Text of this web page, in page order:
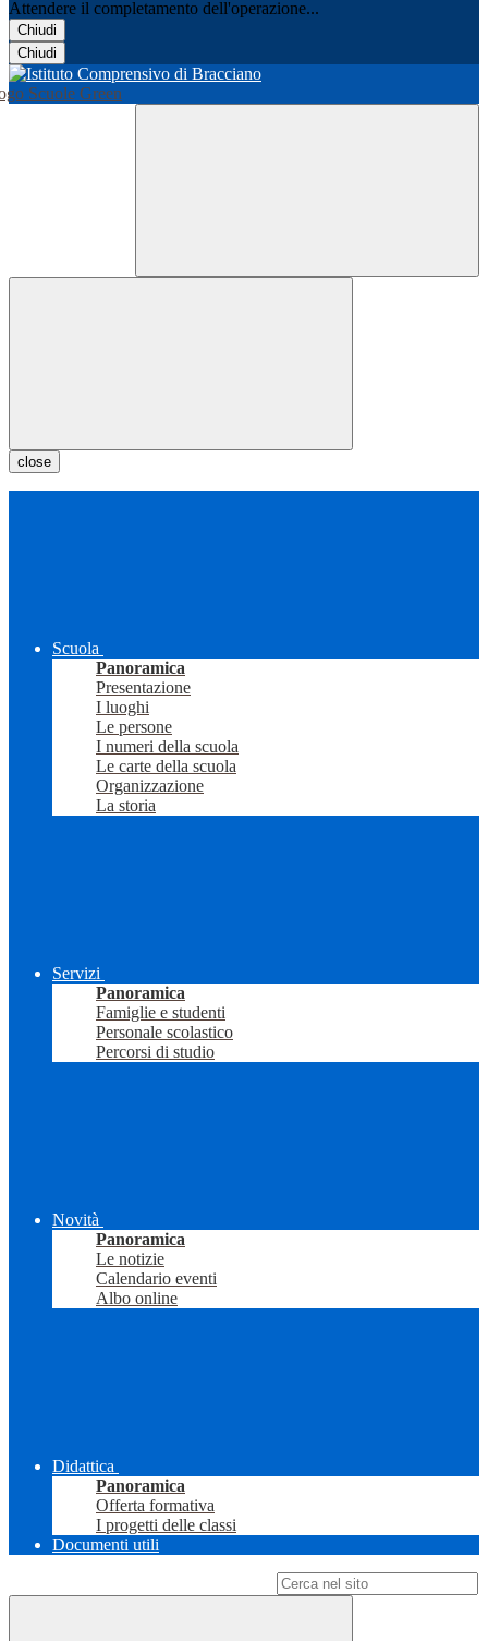
Attendere il completamento dell'operazione...
Chiudi
Chiudi
close
Scuola
Panoramica
Presentazione
I luoghi
Le persone
I numeri della scuola
Le carte della scuola
Organizzazione
La storia
Servizi
Panoramica
Famiglie e studenti
Personale scolastico
Percorsi di studio
Novità
Panoramica
Le notizie
Calendario eventi
Albo online
Didattica
Panoramica
Offerta formativa
I progetti delle classi
Documenti utili